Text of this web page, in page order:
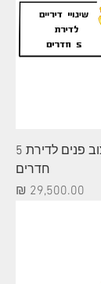
שינויי דיירים- תכנון ועיצוב פנים לדירת 5
חדרים
מחיר